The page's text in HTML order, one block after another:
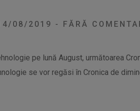
08/2019 - FĂRĂ
pe lună August, următoarea
se vor regăsi în Cronica de